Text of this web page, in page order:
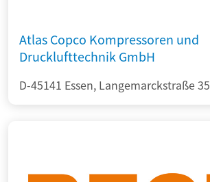
Atlas Copco Kompressoren und
Drucklufttechnik GmbH
D-45141 Essen, Langemarckstraße 35